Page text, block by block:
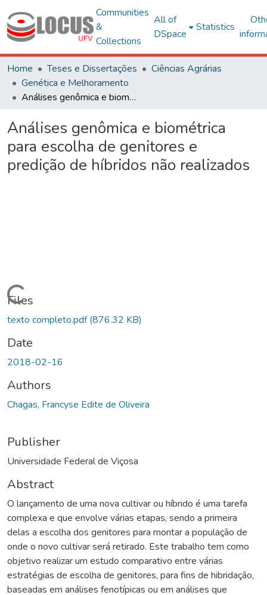
Communities
&
Collections
All of
DSpace
Statistics
Home Teses e Dissertações
Ciências Agrárias
Genética e Melhoramento
Análises genômica e biométrica para escolha de genitores e predição de híbridos não realizados
Análises genômica e biométrica
para escolha de genitores e
predição de híbridos não realizados
Files
texto completo.pdf(876.32 KB)
Date
2018-02-16
Authors
Chagas, Francyse Edite de Oliveira
Publisher
Universidade Federal de Viçosa
Abstract
O lançamento de uma nova cultivar ou híbrido é uma tarefa
complexa e que envolve várias etapas, sendo a primeira
delas a escolha dos genitores para montar a população de
onde o novo cultivar será retirado. Este trabalho tem como
objetivo realizar um estudo comparativo entre várias
estratégias de escolha de genitores, para fins de hibridação,
baseadas em análises fenotípicas ou em análises que